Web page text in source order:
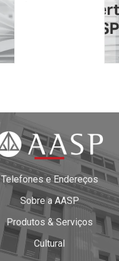
Telefones e Endereços
Sobre a AASP
Produtos & Serviços
Cultural